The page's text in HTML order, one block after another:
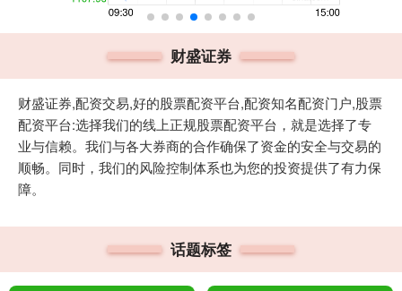
财盛证券
财盛证券,配资交易,好的股票配资平台,配资知名配资门户,股票
配资平台:选择我们的线上正规股票配资平台，就是选择了专
业与信赖。我们与各大券商的合作确保了资金的安全与交易的
顺畅。同时，我们的风险控制体系也为您的投资提供了有力保
障。
话题标签